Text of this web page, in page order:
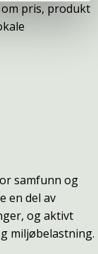
pris, produkt
samfunn og
en del av
og aktivt
miljøbelastning.